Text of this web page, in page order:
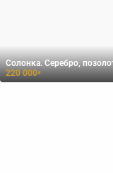
Солонка. Серебро,
220 000₽